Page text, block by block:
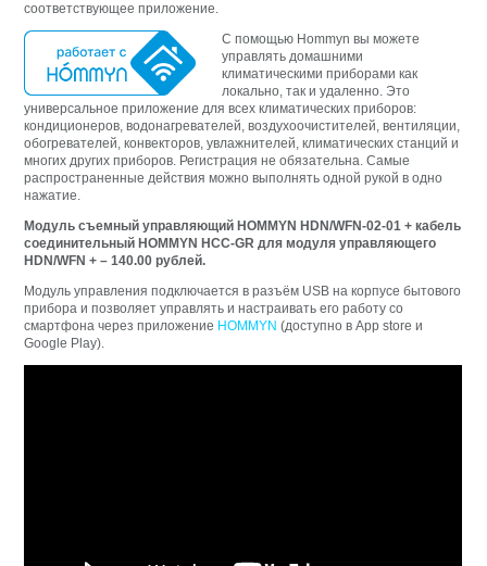
соответствующее приложение.
С помощью Hommyn вы можете
управлять домашними
климатическими приборами как
локально, так и удаленно. Это
универсальное приложение для всех климатических приборов:
кондиционеров, водонагревателей, воздухоочистителей, вентиляции,
обогревателей, конвекторов, увлажнителей, климатических станций и
многих других приборов. Регистрация не обязательна. Самые
распространенные действия можно выполнять одной рукой в одно
нажатие.
Модуль съемный управляющий HOMMYN HDN/WFN-02-01 + кабель
соединительный HOMMYN HCC-GR для модуля управляющего
HDN/WFN + – 140.00 рублей.
Модуль управления подключается в разъём USB на корпусе бытового
прибора и позволяет управлять и настраивать его работу со
смартфона через приложение HOMMYN (доступно в App store и
Google Play).